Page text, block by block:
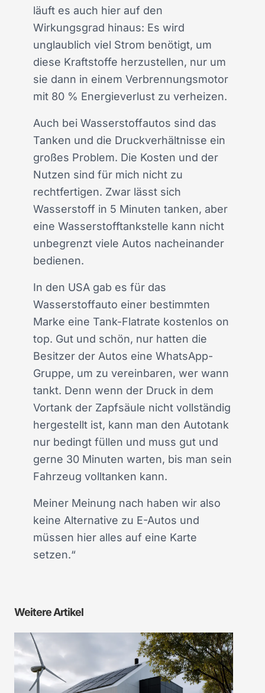
läuft es auch hier auf den
Wirkungsgrad hinaus: Es wird
unglaublich viel Strom benötigt, um
diese Kraftstoffe herzustellen, nur um
sie dann in einem Verbrennungsmotor
mit 80 % Energieverlust zu verheizen.
Auch bei Wasserstoffautos sind das
Tanken und die Druckverhältnisse ein
großes Problem. Die Kosten und der
Nutzen sind für mich nicht zu
rechtfertigen. Zwar lässt sich
Wasserstoff in 5 Minuten tanken, aber
eine Wasserstofftankstelle kann nicht
unbegrenzt viele Autos nacheinander
bedienen.
In den USA gab es für das
Wasserstoffauto einer bestimmten
Marke eine Tank-Flatrate kostenlos on
top. Gut und schön, nur hatten die
Besitzer der Autos eine WhatsApp-
Gruppe, um zu vereinbaren, wer wann
tankt. Denn wenn der Druck in dem
Vortank der Zapfsäule nicht vollständig
hergestellt ist, kann man den Autotank
nur bedingt füllen und muss gut und
gerne 30 Minuten warten, bis man sein
Fahrzeug volltanken kann.
Meiner Meinung nach haben wir also
keine Alternative zu E-Autos und
müssen hier alles auf eine Karte
setzen.“
Weitere Artikel